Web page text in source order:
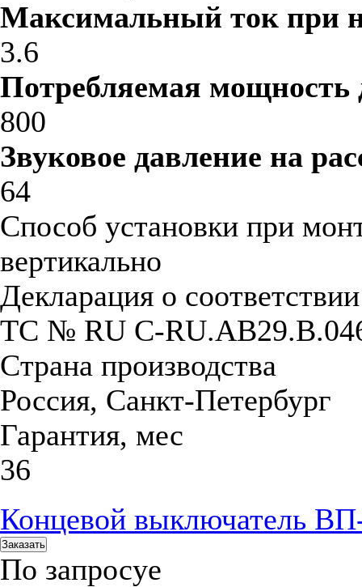
Максимальный ток при
3.6
Потребляемая мощность
800
Звуковое давление на
64
Способ установки при
вертикально
Декларация о
ТС № RU С-
Страна производства
Россия, Санкт-Петербург
Гарантия, мес
36
Концевой выключатель
Заказать
По запросуе